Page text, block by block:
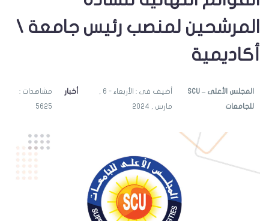
المرشحين لمنصب رئيس جامعة \
أكاديمية
SCU – المجلس الأعلى
للجامعات مارس , 2024
أخبار مشاهدات :
5625